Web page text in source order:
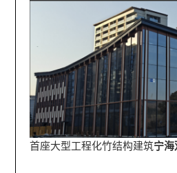
首座大型工程化竹结构建筑宁